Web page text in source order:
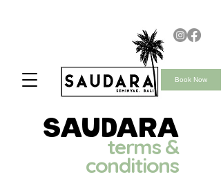
saudara
terms &
conditions
Book Now